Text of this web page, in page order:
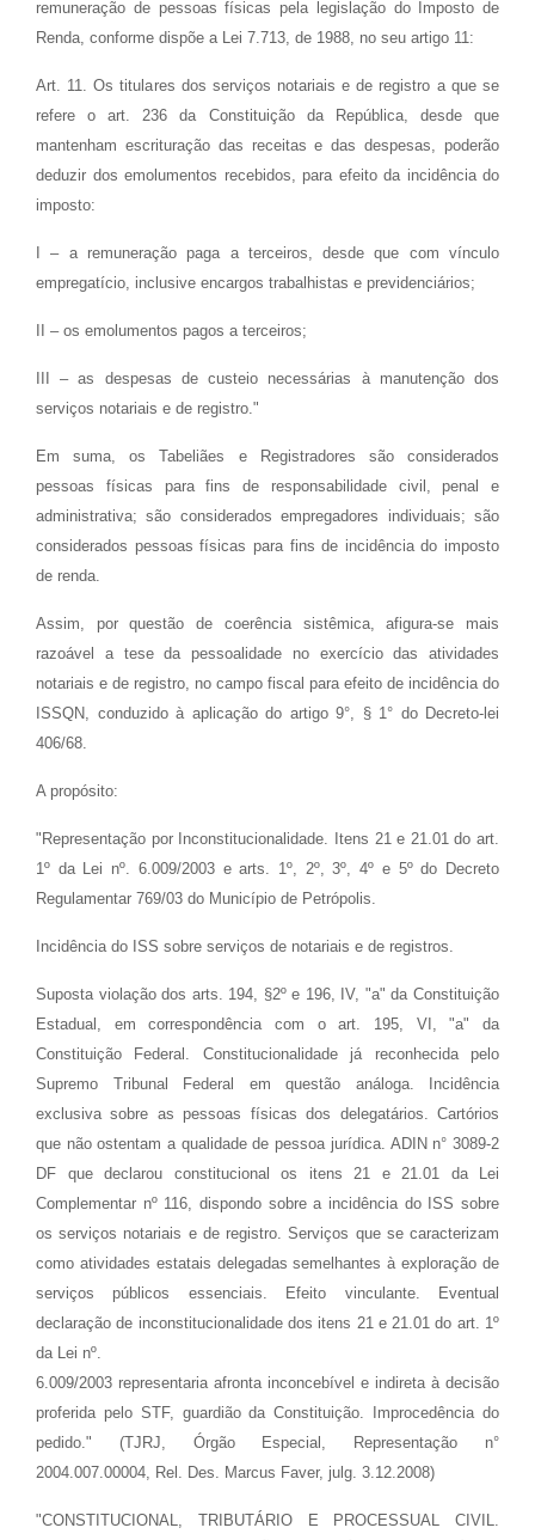
remuneração de pessoas físicas pela legislação do Imposto de
Renda, conforme dispõe a Lei 7.713, de 1988, no seu artigo 11:
Art. 11. Os titulares dos serviços notariais e de registro a que se
refere o art. 236 da Constituição da República, desde que
mantenham escrituração das receitas e das despesas, poderão
deduzir dos emolumentos recebidos, para efeito da incidência do
imposto:
I – a remuneração paga a terceiros, desde que com vínculo
empregatício, inclusive encargos trabalhistas e previdenciários;
II – os emolumentos pagos a terceiros;
III – as despesas de custeio necessárias à manutenção dos
serviços notariais e de registro."
Em suma, os Tabeliães e Registradores são considerados
pessoas físicas para fins de responsabilidade civil, penal e
administrativa; são considerados empregadores individuais; são
considerados pessoas físicas para fins de incidência do imposto
de renda.
Assim, por questão de coerência sistêmica, afigura-se mais
razoável a tese da pessoalidade no exercício das atividades
notariais e de registro, no campo fiscal para efeito de incidência do
ISSQN, conduzido à aplicação do artigo 9°, § 1° do Decreto-lei
406/68.
A propósito:
"Representação por Inconstitucionalidade. Itens 21 e 21.01 do art.
1º da Lei nº. 6.009/2003 e arts. 1º, 2º, 3º, 4º e 5º do Decreto
Regulamentar 769/03 do Município de Petrópolis.
Incidência do ISS sobre serviços de notariais e de registros.
Suposta violação dos arts. 194, §2º e 196, IV, "a" da Constituição
Estadual, em correspondência com o art. 195, VI, "a" da
Constituição Federal. Constitucionalidade já reconhecida pelo
Supremo Tribunal Federal em questão análoga. Incidência
exclusiva sobre as pessoas físicas dos delegatários. Cartórios
que não ostentam a qualidade de pessoa jurídica. ADIN n° 3089-2
DF que declarou constitucional os itens 21 e 21.01 da Lei
Complementar nº 116, dispondo sobre a incidência do ISS sobre
os serviços notariais e de registro. Serviços que se caracterizam
como atividades estatais delegadas semelhantes à exploração de
serviços públicos essenciais. Efeito vinculante. Eventual
declaração de inconstitucionalidade dos itens 21 e 21.01 do art. 1º
da Lei nº.
6.009/2003 representaria afronta inconcebível e indireta à decisão
proferida pelo STF, guardião da Constituição. Improcedência do
pedido." (TJRJ, Órgão Especial, Representação n°
2004.007.00004, Rel. Des. Marcus Faver, julg. 3.12.2008)
"CONSTITUCIONAL, TRIBUTÁRIO E PROCESSUAL CIVIL.